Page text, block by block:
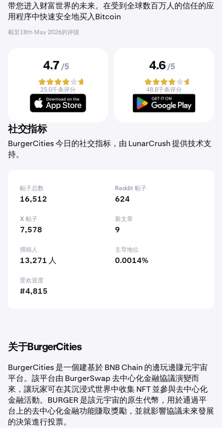
带您进入财富世界的未来。在受到全球数百万人的信任的应
用程序中快速安全地买入Bitcoin
截至18th May 2026的评级
4.7 /5
25.0千条评分
4.6 /5
48.8千条评分
社交指标
BurgerCities 今日的社交指标，由 LunarCrush 提供技术支
持。
帖子总数
16,512
Reddit 帖子
624
X 帖子
7,578
新文章
9
撰稿人
13,271 人
主导地位
0.0014%
受欢迎度
#4,815
关于BurgerCities
BurgerCities 是一個建基於 BNB Chain 的邊玩邊賺元宇宙
平台。該平台由 BurgerSwap 去中心化金融協議演變而
來，讓玩家可在其沉浸式世界中收集 NFT 並參與去中心化
金融活動。BURGER 是該元宇宙的原生代幣，用於通過平
台上的去中心化金融功能賺取獎勵，並就影響協議未來發展
的決策進行投票。